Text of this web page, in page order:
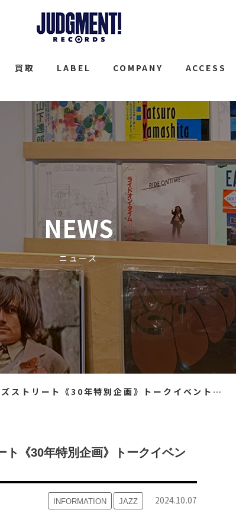
買取 LABEL COMPANY ACCESS
NEWS
ニュース
ート《30年特別企画》トークイベントに出演します。
ト《30年特別企画》トークイベン
INFORMATION JAZZ 2024.10.07